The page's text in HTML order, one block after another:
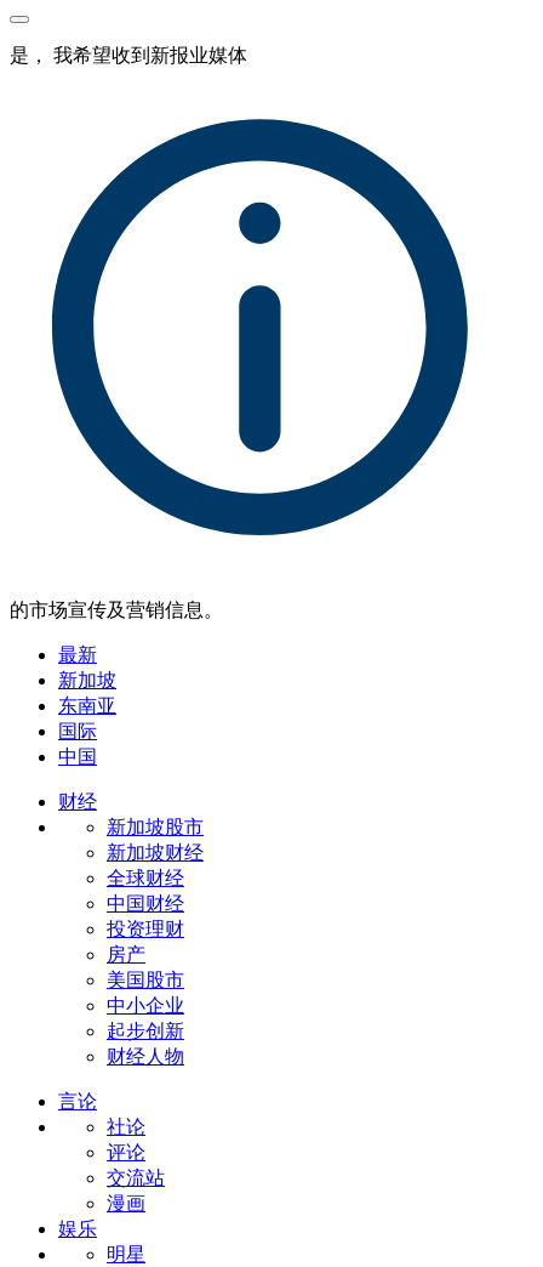
是， 我希望收到新报业媒体
的市场宣传及营销信息。
最新
新加坡
东南亚
国际
中国
财经
新加坡股市
新加坡财经
全球财经
中国财经
投资理财
房产
美国股市
中小企业
起步创新
财经人物
言论
社论
评论
交流站
漫画
娱乐
明星